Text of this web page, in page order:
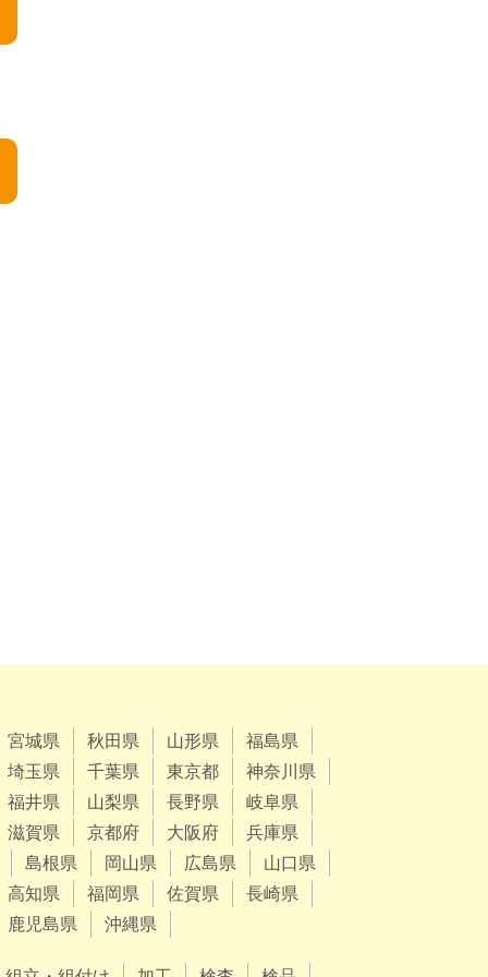
宮城県 秋田県 山形県
福島県
埼玉県
千葉県 東京都
神奈川県
福井県
山梨県 長野県
岐阜県
滋賀県
京都府 大阪府
兵庫県
島根県
岡山県 広島県
山口県
高知県
福岡県 佐賀県
長崎県
鹿児島県
沖縄県